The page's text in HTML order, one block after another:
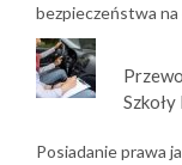
bezpieczeństwa
Posiadanie prawa